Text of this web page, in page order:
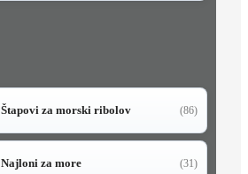
Štapovi za morski ribolov (86)
Najloni za more (31)